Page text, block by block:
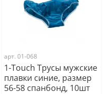
арт. 01-068
1-Touch Трусы мужские
плавки синие, размер
56-58 спанбонд, 10шт